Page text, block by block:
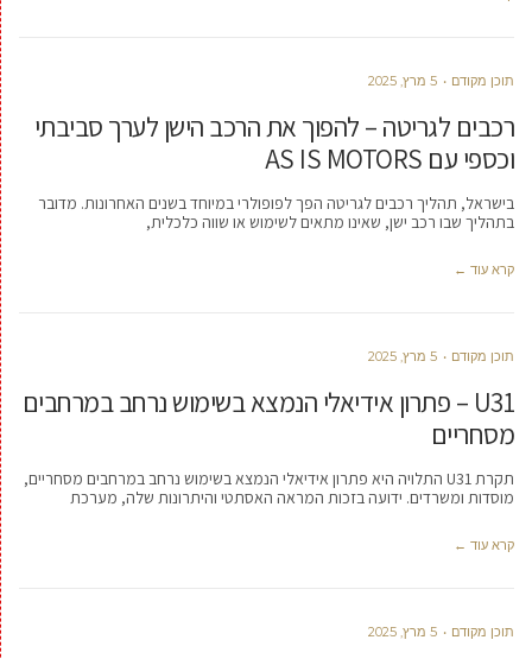
תוכן מקודם 5 מרץ, 2025
רכבים לגריטה – להפוך את הרכב הישן לערך סביבתי
וכספי עם AS IS MOTORS
בישראל, תהליך רכבים לגריטה הפך לפופולרי במיוחד בשנים האחרונות. מדובר
בתהליך שבו רכב ישן, שאינו מתאים לשימוש או שווה כלכלית,
קרא עוד ←
תוכן מקודם 5 מרץ, 2025
U31 – פתרון אידיאלי הנמצא בשימוש נרחב במרחבים
מסחריים
תקרת U31 התלויה היא פתרון אידיאלי הנמצא בשימוש נרחב במרחבים מסחריים,
מוסדות ומשרדים. ידועה בזכות המראה האסתטי והיתרונות שלה, מערכת
קרא עוד ←
תוכן מקודם 5 מרץ, 2025